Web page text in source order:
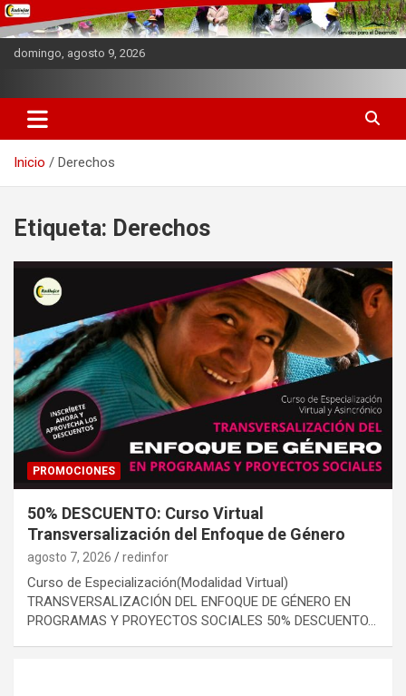
Saltar
al
contenido
domingo, agosto 9, 2026
REDINFOR PERU
Inicio Derechos
Etiqueta: Derechos
PROMOCIONES
50% DESCUENTO: Curso Virtual
Transversalización del Enfoque de Género
agosto 7, 2026 redinfor
Curso de Especialización(Modalidad Virtual)
TRANSVERSALIZACIÓN DEL ENFOQUE DE GÉNERO EN
PROGRAMAS Y PROYECTOS SOCIALES 50% DESCUENTO…